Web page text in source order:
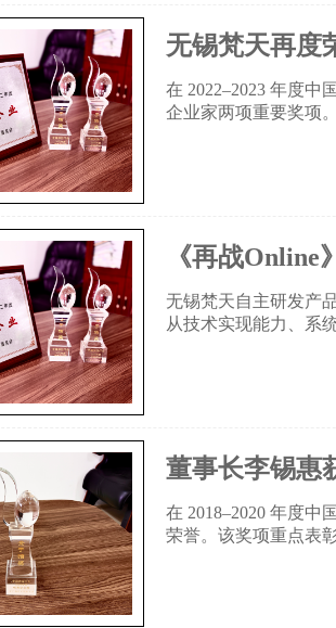
无锡梵天再度
在 2022–2023 年度中
企业家两项重要奖项
《再战
无锡梵天自主研发产
从技术实现能力、系
董事长李锡惠
在 2018–2020 年度中
荣誉。该奖项重点表